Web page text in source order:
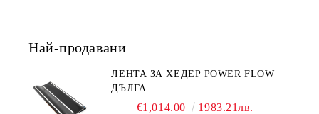
Най-продавани
ЛЕНТА ЗА ХЕДЕР POWER FLOW
ДЪЛГА
€1,014.00 1983.21лв.